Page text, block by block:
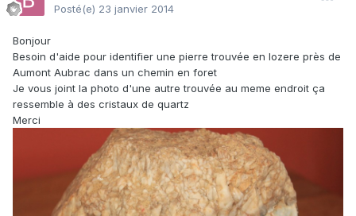
Posté(e) 23 janvier 2014
Bonjour
Besoin d'aide pour identifier une pierre trouvée en lozere près de
Aumont Aubrac dans un chemin en foret
Je vous joint la photo d'une autre trouvée au meme endroit ça
ressemble à des cristaux de quartz
Merci